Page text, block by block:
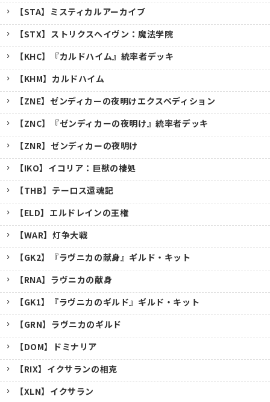
【STA】ミスティカルアーカイブ
【STX】ストリクスヘイヴン：魔法学院
【KHC】『カルドハイム』統率者デッキ
【KHM】カルドハイム
【ZNE】ゼンディカーの夜明けエクスペディション
【ZNC】『ゼンディカーの夜明け』統率者デッキ
【ZNR】ゼンディカーの夜明け
【IKO】イコリア：巨獣の棲処
【THB】テーロス還魂記
【ELD】エルドレインの王権
【WAR】灯争大戦
【GK2】『ラヴニカの献身』ギルド・キット
【RNA】ラヴニカの献身
【GK1】『ラヴニカのギルド』ギルド・キット
【GRN】ラヴニカのギルド
【DOM】ドミナリア
【RIX】イクサランの相克
【XLN】イクサラン